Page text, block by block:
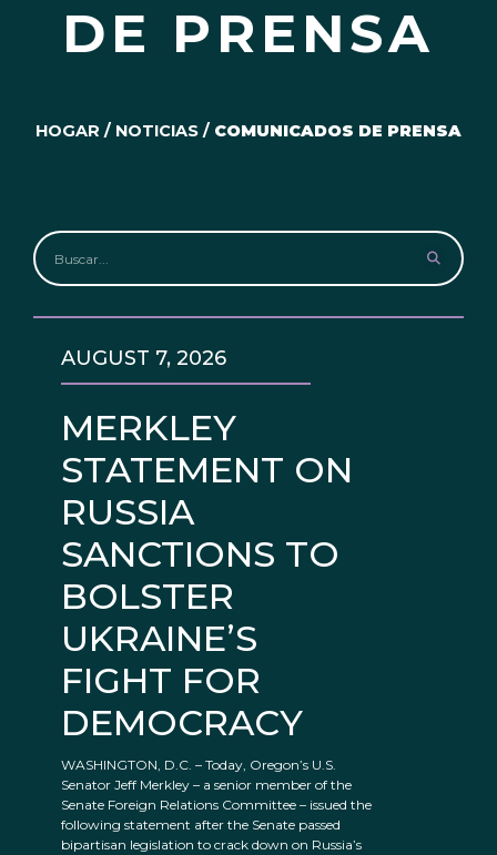
DE PRENSA
HOGAR / NOTICIAS / COMUNICADOS DE PRENSA
MERKLEY
STATEMENT ON
RUSSIA
SANCTIONS TO
BOLSTER
UKRAINE’S
FIGHT FOR
DEMOCRACY
AUGUST 7, 2026
WASHINGTON, D.C. – Today, Oregon’s U.S.
Senator Jeff Merkley – a senior member of the
Senate Foreign Relations Committee – issued the
following statement after the Senate passed
bipartisan legislation to crack down on Russia’s